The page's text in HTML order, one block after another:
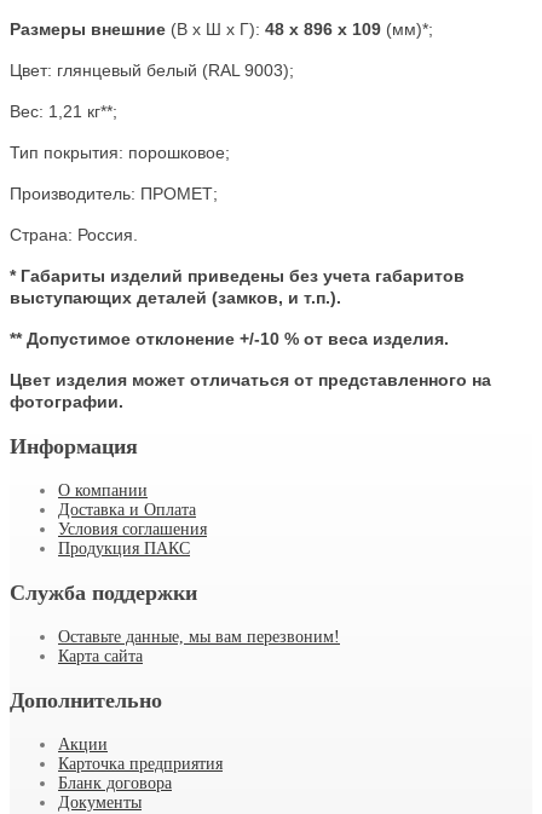
Размеры внешние (В х Ш х Г): 48 x 896 x 109 (мм)*;
Цвет: глянцевый белый (RAL 9003);
Вес: 1,21 кг**;
Тип покрытия: порошковое;
Производитель: ПРОМЕТ;
Страна: Россия
* Габариты изделий приведены без учета габаритов
выступающих деталей (замков, и т.п.).
** Допустимое отклонение +/-10 % от веса изделия.
Цвет изделия может отличаться от представленного на
фотографии.
Информация
О компании
Доставка и Оплата
Условия соглашения
Продукция ПАКС
Служба поддержки
Оставьте данные, мы вам перезвоним!
Карта сайта
Дополнительно
Акции
Карточка предприятия
Бланк договора
Документы